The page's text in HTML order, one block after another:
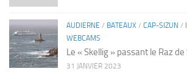
AUDIERNE / BATEAUX / CAP-SIZUN /
WEBCAMS
Le « Skellig » passant le Raz de
31 JANVIER 2023